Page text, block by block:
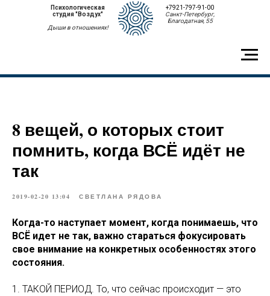
Психологическая
студия "Воздух"
Дыши в отношениях!
+7921-797-91-00
Санкт-Петербург,
Благодатная, 55
8 вещей, о которых стоит
помнить, когда ВСЁ идёт не
так
2019-02-20 13:04 СВЕТЛАНА РЯДОВА
Когда-то наступает момент, когда понимаешь, что
ВСЁ идет не так, важно стараться фокусировать
свое внимание на конкретных особенностях этого
состояния.
1. ТАКОЙ ПЕРИОД. То, что сейчас происходит — это